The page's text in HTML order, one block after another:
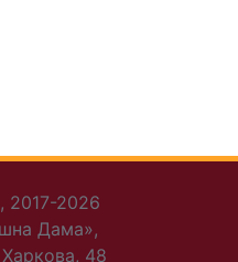
2017-2026
Дама»,
Харкова, 48